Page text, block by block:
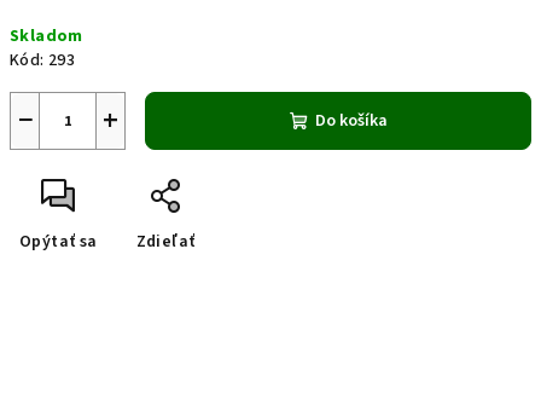
cena:
Skladom
Kód: 293
+
− Do košíka
Opýtať sa Zdieľať